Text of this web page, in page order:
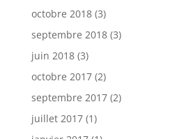
octobre 2018(3)
septembre 2018(3)
juin 2018(3)
octobre 2017(2)
septembre 2017(2)
juillet 2017(1)